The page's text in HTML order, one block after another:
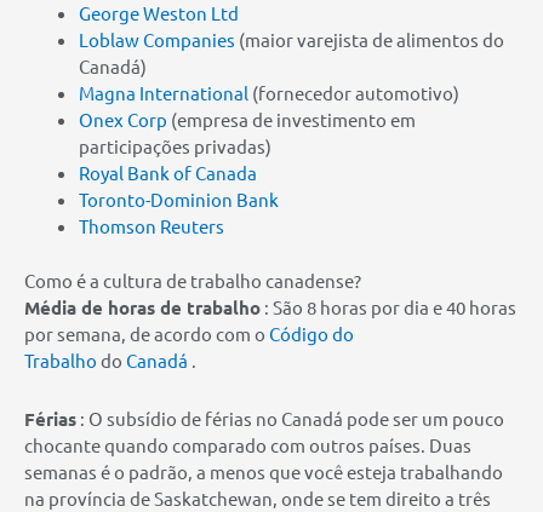
George Weston Ltd
Loblaw Companies (maior varejista de alimentos do
Canadá)
Magna International (fornecedor automotivo)
Onex Corp (empresa de investimento em
participações privadas)
Royal Bank of Canada
Toronto-Dominion Bank
Thomson Reuters
Como é a cultura de trabalho canadense?
Média de horas de trabalho : São 8 horas por dia e 40 horas
por semana, de acordo com o Código do
Trabalho do Canadá
Férias : O subsídio de férias no Canadá pode ser um pouco
chocante quando comparado com outros países. Duas
semanas é o padrão, a menos que você esteja trabalhando
na província de Saskatchewan, onde se tem direito a três